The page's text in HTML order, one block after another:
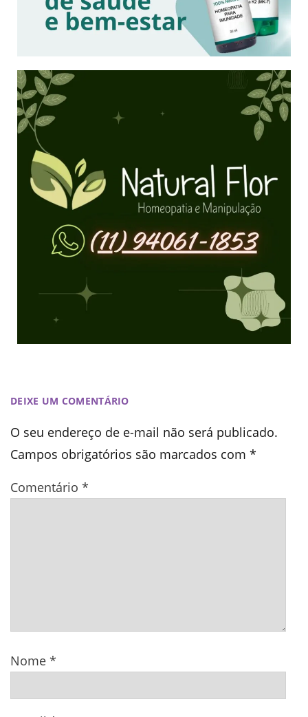
DEIXE UM COMENTÁRIO
O seu endereço de e-mail não será publicado.
Campos obrigatórios são marcados com *
Comentário *
Nome *